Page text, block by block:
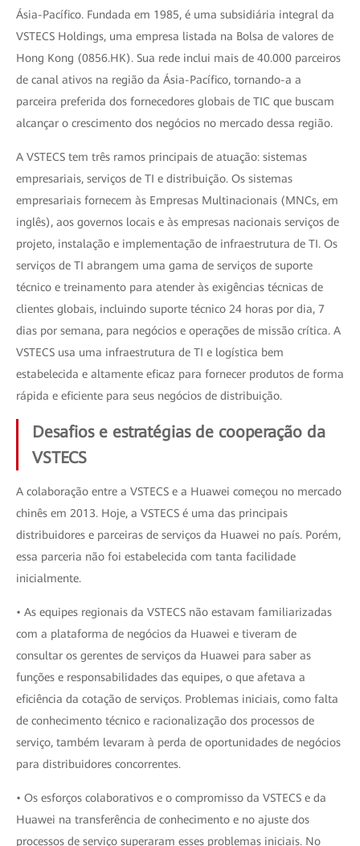
Ásia-Pacífico. Fundada em 1985, é uma subsidiária integral da
VSTECS Holdings, uma empresa listada na Bolsa de valores de
Hong Kong (0856.HK). Sua rede inclui mais de 40.000 parceiros
de canal ativos na região da Ásia-Pacífico, tornando-a a
parceira preferida dos fornecedores globais de TIC que buscam
alcançar o crescimento dos negócios no mercado dessa região.
A VSTECS tem três ramos principais de atuação: sistemas
empresariais, serviços de TI e distribuição. Os sistemas
empresariais fornecem às Empresas Multinacionais (MNCs, em
inglês), aos governos locais e às empresas nacionais serviços de
projeto, instalação e implementação de infraestrutura de TI. Os
serviços de TI abrangem uma gama de serviços de suporte
técnico e treinamento para atender às exigências técnicas de
clientes globais, incluindo suporte técnico 24 horas por dia, 7
dias por semana, para negócios e operações de missão crítica. A
VSTECS usa uma infraestrutura de TI e logística bem
estabelecida e altamente eficaz para fornecer produtos de forma
rápida e eficiente para seus negócios de distribuição.
Desafios e estratégias de cooperação da
VSTECS
A colaboração entre a VSTECS e a Huawei começou no mercado
chinês em 2013. Hoje, a VSTECS é uma das principais
distribuidores e parceiras de serviços da Huawei no país. Porém,
essa parceria não foi estabelecida com tanta facilidade
inicialmente.
• As equipes regionais da VSTECS não estavam familiarizadas
com a plataforma de negócios da Huawei e tiveram de
consultar os gerentes de serviços da Huawei para saber as
funções e responsabilidades das equipes, o que afetava a
eficiência da cotação de serviços. Problemas iniciais, como falta
de conhecimento técnico e racionalização dos processos de
serviço, também levaram à perda de oportunidades de negócios
para distribuidores concorrentes.
• Os esforços colaborativos e o compromisso da VSTECS e da
Huawei na transferência de conhecimento e no ajuste dos
processos de serviço superaram esses problemas iniciais. No